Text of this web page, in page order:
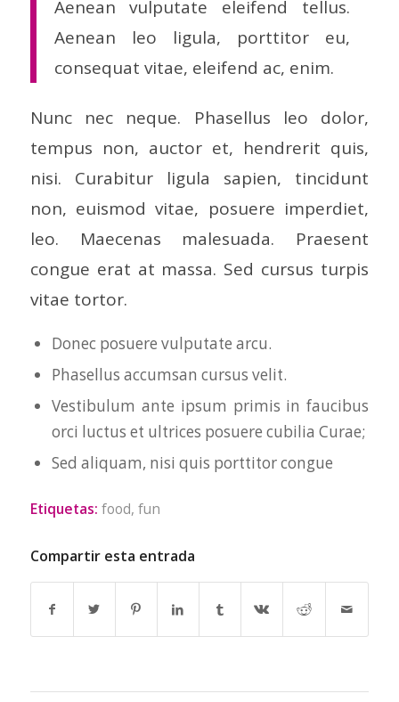
Aenean vulputate eleifend tellus.
Aenean leo ligula, porttitor eu,
consequat vitae, eleifend ac, enim.
Nunc nec neque. Phasellus leo dolor,
tempus non, auctor et, hendrerit quis,
nisi. Curabitur ligula sapien, tincidunt
non, euismod vitae, posuere imperdiet,
leo. Maecenas malesuada. Praesent
congue erat at massa. Sed cursus turpis
vitae tortor.
Donec posuere vulputate arcu.
Phasellus accumsan cursus velit.
Vestibulum ante ipsum primis in faucibus
orci luctus et ultrices posuere cubilia Curae;
Sed aliquam, nisi quis porttitor congue
Etiquetas: food, fun
Compartir esta entrada